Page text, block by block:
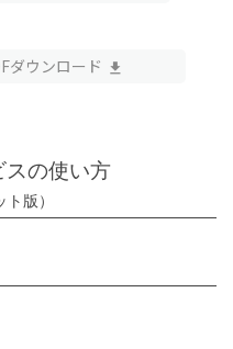
ダウンロード
スの使い方
版）